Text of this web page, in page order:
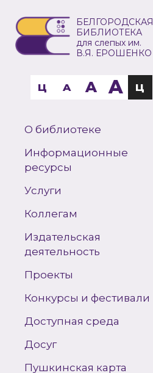
БЕЛГОРОДСКАЯ
БИБЛИОТЕКА
для слепых им.
В.Я. ЕРОШЕНКО
Ц A A A Ц
О библиотеке
Информационные
ресурсы
Услуги
Коллегам
Издательская
деятельность
Проекты
Конкурсы и фестивали
Доступная среда
Досуг
Пушкинская карта